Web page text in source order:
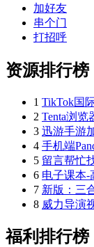
加好友
串个门
打招呼
资源排行榜
1 TikTok
2 Tenta浏
3 迅游手
4 手机端
5 留言帮
6 电子课
7 新版：
8 威力导
福利排行榜